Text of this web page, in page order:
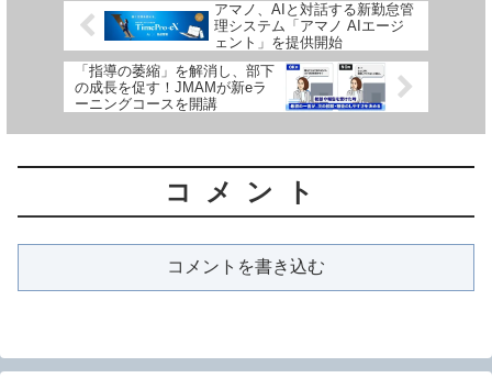
アマノ、AIと対話する新勤怠管
理システム「アマノ AIエージ
ェント」を提供開始
「指導の萎縮」を解消し、部下
の成長を促す！JMAMが新eラ
ーニングコースを開講
コメント
コメントを書き込む